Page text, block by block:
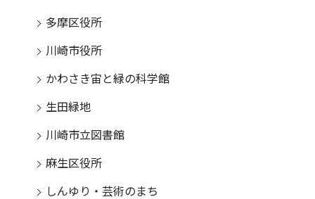
多摩区役所
川崎市役所
かわさき宙と緑の科学館
生田緑地
川崎市立図書館
麻生区役所
しんゆり・芸術のまち